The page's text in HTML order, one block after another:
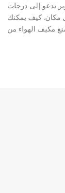
تدعو إلى درجات
مكان. كيف يمكنك